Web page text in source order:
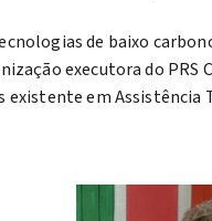
de baixo
executora do PRS
em Assistência